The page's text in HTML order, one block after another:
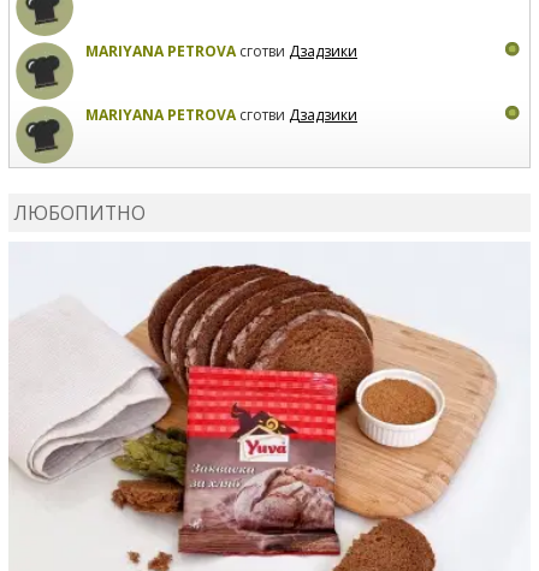
MARIYANA PETROVAсготви Дзадзики
MARIYANA PETROVAсготви Дзадзики
ЛЮБОПИТНО